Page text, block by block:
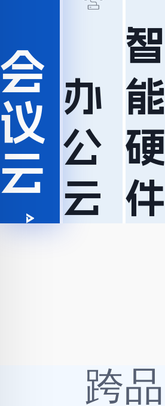
会
议
云
办
公
云
智
能
硬
件
业"视
频
+"生
态融
核